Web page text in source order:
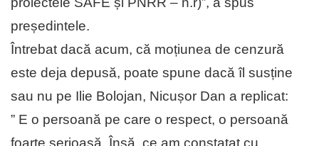
președintele.
Întrebat dacă acum, că moțiunea de cenzură
este deja depusă, poate spune dacă îl susține
sau nu pe Ilie Bolojan, Nicușor Dan a replicat:
” E o persoană pe care o respect, o persoană